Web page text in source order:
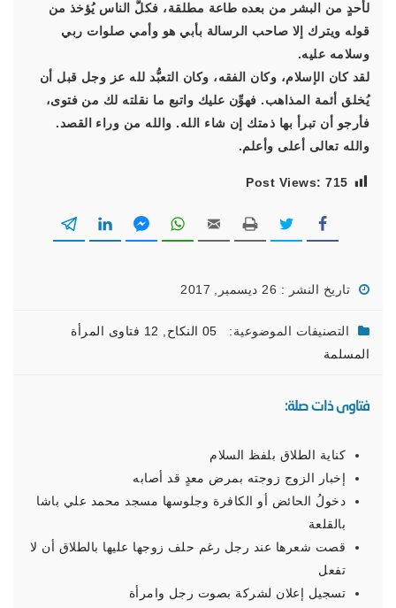
لأحدٍ من البشر من بعده طاعة مطلقة، فكلُّ الناس يُؤخذ من
قوله ويترك إلا صاحب الرسالة بأبي هو وأمي صلوات ربي
وسلامه عليه.
لقد كان الإسلام، وكان الفقه، وكان التعبُّد لله عز وجل قبل أن
يُخلق أئمة المذاهب. فهوِّن عليك واتبع ما نقلته لك من فتوى،
فأرجو أن تبرأ بها ذمتك إن شاء الله. والله من وراء القصد.
والله تعالى أعلى وأعلم.
Post Views: 715
تاريخ النشر : 26 ديسمبر, 2017
التصنيفات الموضوعية: 05 النكاح
12 فتاوى المرأة
المسلمة
فتاوى ذات صلة:
كناية الطلاق بلفظ السلام
إخبار الزوج زوجته بمرض معدٍ قد أصابه
دخولُ الحائض أو الكافرة وجلوسها مسجد محمد علي باشا
بالقلعة
قصت شعرها عند رجل رغم حلف زوجها عليها بالطلاق أن لا
تفعل
تسجيل إعلان لشركة بصوت رجل وامرأة